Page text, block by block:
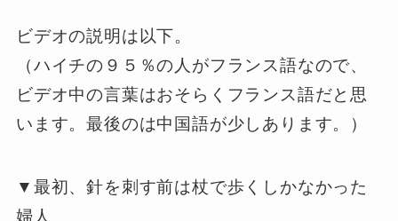
ビデオの説明は以下。
（ハイチの９５％の人がフランス語なので、
ビデオ中の言葉はおそらくフランス語だと思
います。最後のは中国語が少しあります。）
▼最初、針を刺す前は杖で歩くしかなかった
婦人